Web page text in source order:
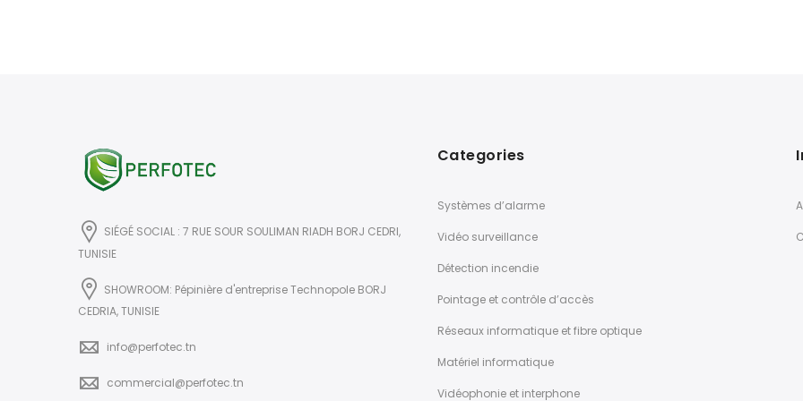
SIÉGÉ SOCIAL : 7 RUE SOUR SOULIMAN RIADH BORJ CEDRI,
TUNISIE
SHOWROOM: Pépinière d'entreprise Technopole BORJ
CEDRIA, TUNISIE
info@perfotec.tn
commercial@perfotec.tn
Categories
Systèmes d’alarme
Vidéo surveillance
Détection incendie
Pointage et contrôle d’accès
Réseaux informatique et fibre optique
Matériel informatique
Vidéophonie et interphone